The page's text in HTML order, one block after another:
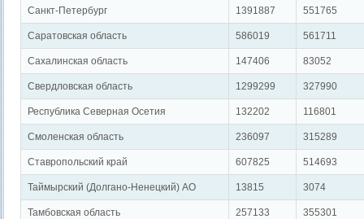
Санкт-Петербург 1391887 551765
Саратовская область 586019 561711
Сахалинская область 147406 83052
Свердловская область 1299299 327990
Республика Северная Осетия 132202 116801
Смоленская область 236097 315289
Ставропольский край 607825 514693
Таймырский (Долгано-Ненецкий) АО 13815 3074
Тамбовская область 257133 355301